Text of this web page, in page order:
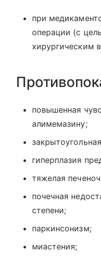
при
операции (с
хирургическим
повышенная
алимемазину;
гиперплазия
тяжелая
почечная
степени;
паркинсонизм;
миастения;